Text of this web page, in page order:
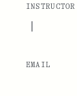
INSTRUCTOR
|
EMAIL